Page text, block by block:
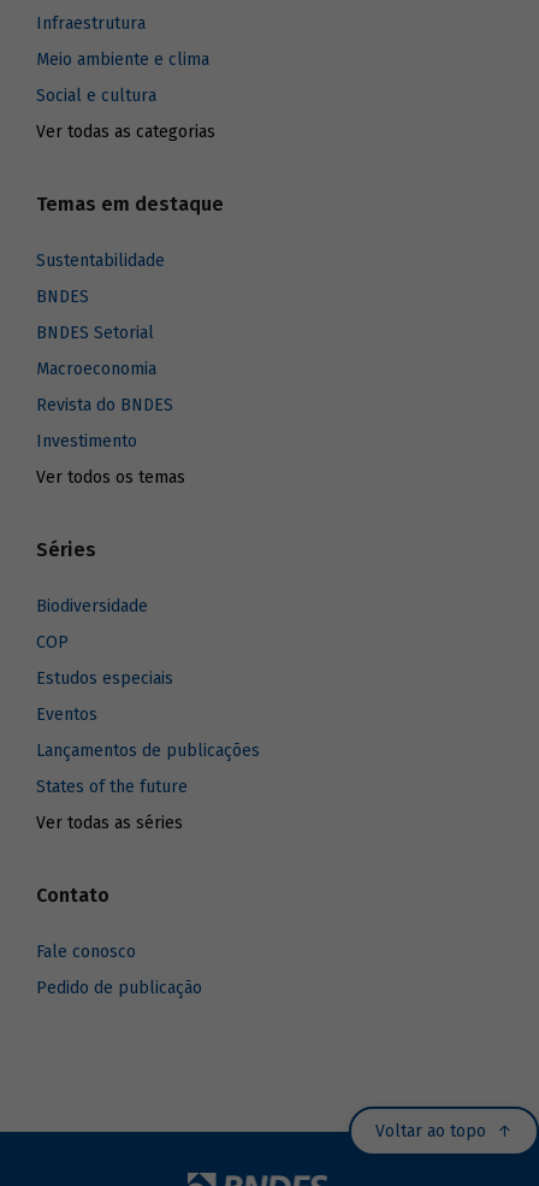
Infraestrutura
Meio ambiente e clima
Social e cultura
Ver todas as categorias
Temas em destaque
Sustentabilidade
BNDES
BNDES Setorial
Macroeconomia
Revista do BNDES
Investimento
Ver todos os temas
Séries
Biodiversidade
COP
Estudos especiais
Eventos
Lançamentos de publicações
States of the future
Ver todas as séries
Contato
Fale conosco
Pedido de publicação
Voltar ao topo